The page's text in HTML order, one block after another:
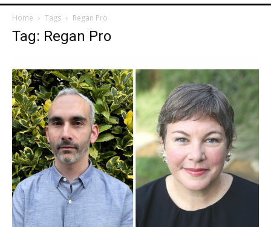
Home Tags Regan Pro
Tag: Regan Pro